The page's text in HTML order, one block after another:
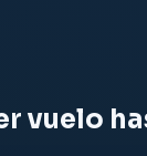
vuelo